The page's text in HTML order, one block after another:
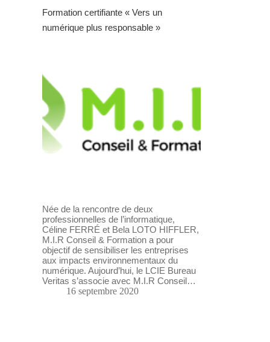
Formation certifiante « Vers un
numérique plus responsable »
Née de la rencontre de deux
professionnelles de l’informatique,
Céline FERRÉ et Bela LOTO HIFFLER,
M.I.R Conseil & Formation a pour
objectif de sensibiliser les entreprises
aux impacts environnementaux du
numérique. Aujourd’hui, le LCIE Bureau
Veritas s’associe avec M.I.R Conseil…
16 septembre 2020